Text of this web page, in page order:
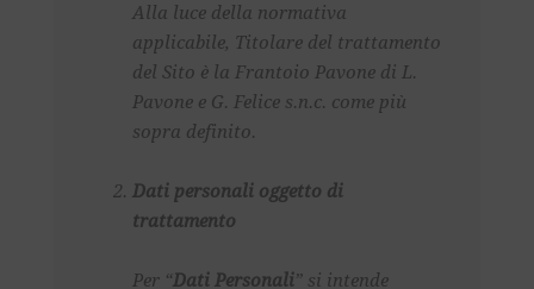
Alla luce della normativa
applicabile, Titolare del trattamento
del Sito è la Frantoio Pavone di L.
Pavone e G. Felice s.n.c. come più
sopra definito.
Dati personali oggetto di
trattamento
Per “Dati Personali” si intende